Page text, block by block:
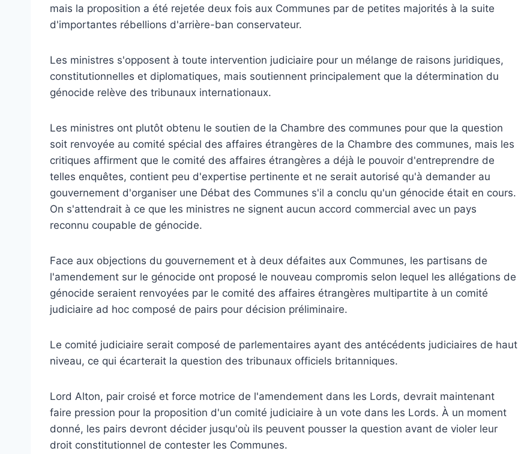
mais la proposition a été rejetée deux fois aux Communes par de petites majorités à la suite
d'importantes rébellions d'arrière-ban conservateur.
Les ministres s'opposent à toute intervention judiciaire pour un mélange de raisons juridiques,
constitutionnelles et diplomatiques, mais soutiennent principalement que la détermination du
génocide relève des tribunaux internationaux.
Les ministres ont plutôt obtenu le soutien de la Chambre des communes pour que la question
soit renvoyée au comité spécial des affaires étrangères de la Chambre des communes, mais les
critiques affirment que le comité des affaires étrangères a déjà le pouvoir d'entreprendre de
telles enquêtes, contient peu d'expertise pertinente et ne serait autorisé qu'à demander au
gouvernement d'organiser une Débat des Communes s'il a conclu qu'un génocide était en cours.
On s'attendrait à ce que les ministres ne signent aucun accord commercial avec un pays
reconnu coupable de génocide.
Face aux objections du gouvernement et à deux défaites aux Communes, les partisans de
l'amendement sur le génocide ont proposé le nouveau compromis selon lequel les allégations de
génocide seraient renvoyées par le comité des affaires étrangères multipartite à un comité
judiciaire ad hoc composé de pairs pour décision préliminaire.
Le comité judiciaire serait composé de parlementaires ayant des antécédents judiciaires de haut
niveau, ce qui écarterait la question des tribunaux officiels britanniques.
Lord Alton, pair croisé et force motrice de l'amendement dans les Lords, devrait maintenant
faire pression pour la proposition d'un comité judiciaire à un vote dans les Lords. À un moment
donné, les pairs devront décider jusqu'où ils peuvent pousser la question avant de violer leur
droit constitutionnel de contester les Communes.